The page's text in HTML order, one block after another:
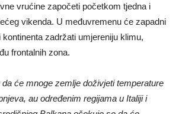
vrućine započeti početkom tjedna i
vikenda. U međuvremenu će zapadni
kontinenta zadržati umjereniju klimu,
frontalnih zona.
će mnoge zemlje doživjeti temperature
au određenim regijama u Italiji i